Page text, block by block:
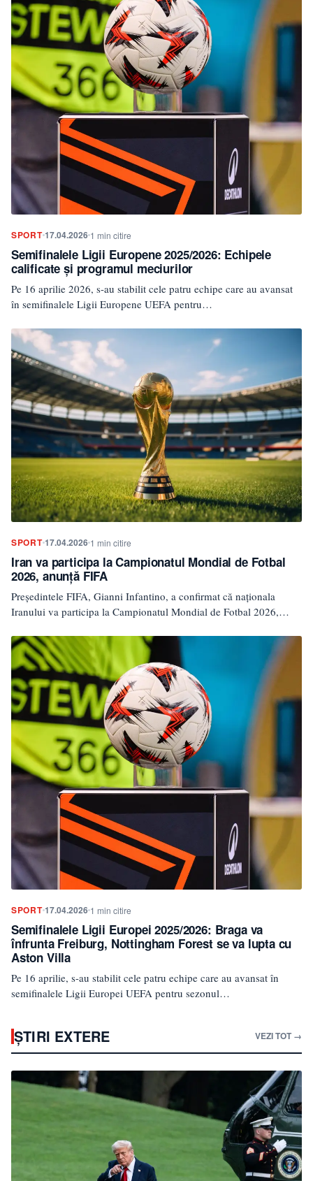
SPORT17.04.20261 min citire
Semifinalele Ligii Europene 2025/2026: Echipele
calificate și programul meciurilor
Pe 16 aprilie 2026, s-au stabilit cele patru echipe care au avansat
în semifinalele Ligii Europene UEFA pentru…
SPORT17.04.20261 min citire
Iran va participa la Campionatul Mondial de Fotbal
2026, anunță FIFA
Președintele FIFA, Gianni Infantino, a confirmat că naționala
Iranului va participa la Campionatul Mondial de Fotbal 2026,
SPORT17.04.20261 min citire
Semifinalele Ligii Europei 2025/2026: Braga va
înfrunta Freiburg, Nottingham Forest se va lupta cu
Aston Villa
Pe 16 aprilie, s-au stabilit cele patru echipe care au avansat în
semifinalele Ligii Europei UEFA pentru sezonul…
ȘTIRI EXTERE VEZI TOT →